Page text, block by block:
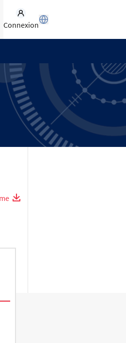
Connexion